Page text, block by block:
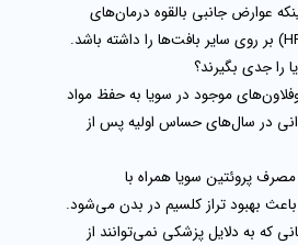
عوارض جانبی بالقوه درمان‌های
را جدی بگیرند؟
موجود در سویا به حفظ مواد
در سال‌های حساس اولیه پس از
مصرفپروئتین سویاهمراه با
بهبود تراز کلسیم در بدن می‌شود.
که به دلایل پزشکی نمی‌توانند از